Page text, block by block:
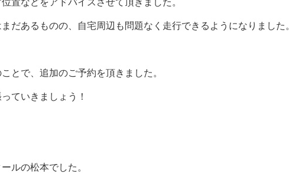
だあるものの、自宅周辺も問題なく走行できるようになりました。
とで、追加のご予約を頂きました。
ていきましょう！
ルの松本でした。